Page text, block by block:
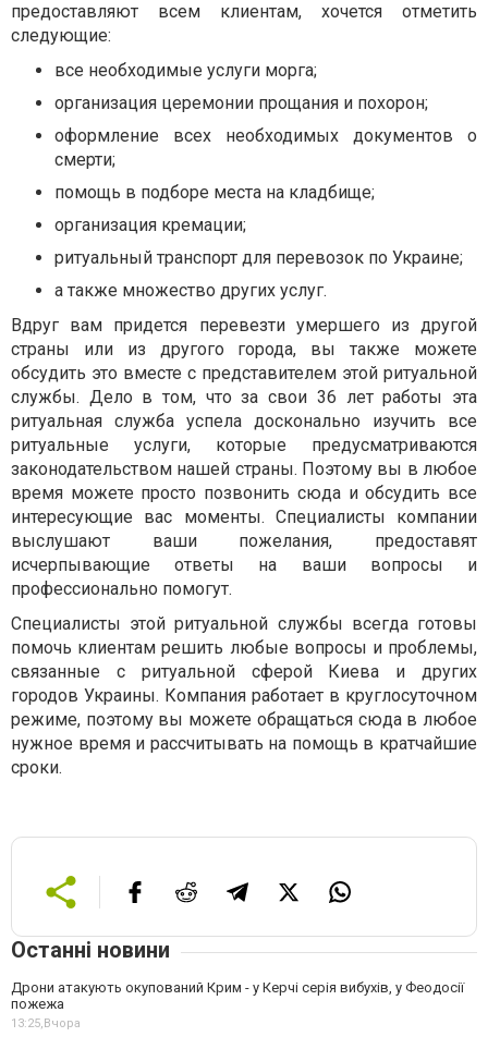
предоставляют всем клиентам, хочется отметить
следующие:
все необходимые услуги морга;
организация церемонии прощания и похорон;
оформление всех необходимых документов о
смерти;
помощь в подборе места на кладбище;
организация кремации;
ритуальный транспорт для перевозок по Украине;
а также множество других услуг.
Вдруг вам придется перевезти умершего из другой
страны или из другого города, вы также можете
обсудить это вместе с представителем этой ритуальной
службы. Дело в том, что за свои 36 лет работы эта
ритуальная служба успела досконально изучить все
ритуальные услуги, которые предусматриваются
законодательством нашей страны. Поэтому вы в любое
время можете просто позвонить сюда и обсудить все
интересующие вас моменты. Специалисты компании
выслушают ваши пожелания, предоставят
исчерпывающие ответы на ваши вопросы и
профессионально помогут.
Специалисты этой ритуальной службы всегда готовы
помочь клиентам решить любые вопросы и проблемы,
связанные с ритуальной сферой Киева и других
городов Украины. Компания работает в круглосуточном
режиме, поэтому вы можете обращаться сюда в любое
нужное время и рассчитывать на помощь в кратчайшие
сроки.
Останні новини
Дрони атакують окупований Крим - у Керчі серія вибухів, у Феодосії
пожежа
13:25, Вчора